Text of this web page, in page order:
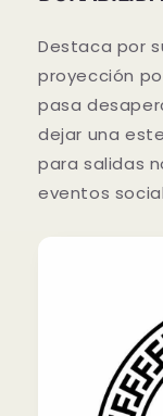
Destaca por
proyección
pasa
dejar una
para salidas
eventos